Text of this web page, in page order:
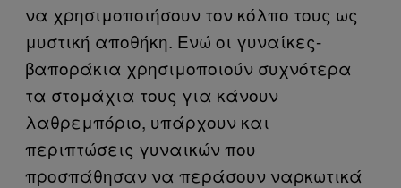
να χρησιμοποιήσουν τον κόλπο τους ως
μυστική αποθήκη. Ενώ οι γυναίκες-
βαποράκια χρησιμοποιούν συχνότερα
τα στομάχια τους για κάνουν
λαθρεμπόριο, υπάρχουν και
περιπτώσεις γυναικών που
προσπάθησαν να περάσουν ναρκωτικά